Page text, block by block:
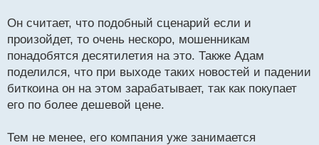
Он считает, что подобный сценарий если и
произойдет, то очень нескоро, мошенникам
понадобятся десятилетия на это. Также Адам
поделился, что при выходе таких новостей и падении
биткоина он на этом зарабатывает, так как покупает
его по более дешевой цене.
Тем не менее, его компания уже занимается